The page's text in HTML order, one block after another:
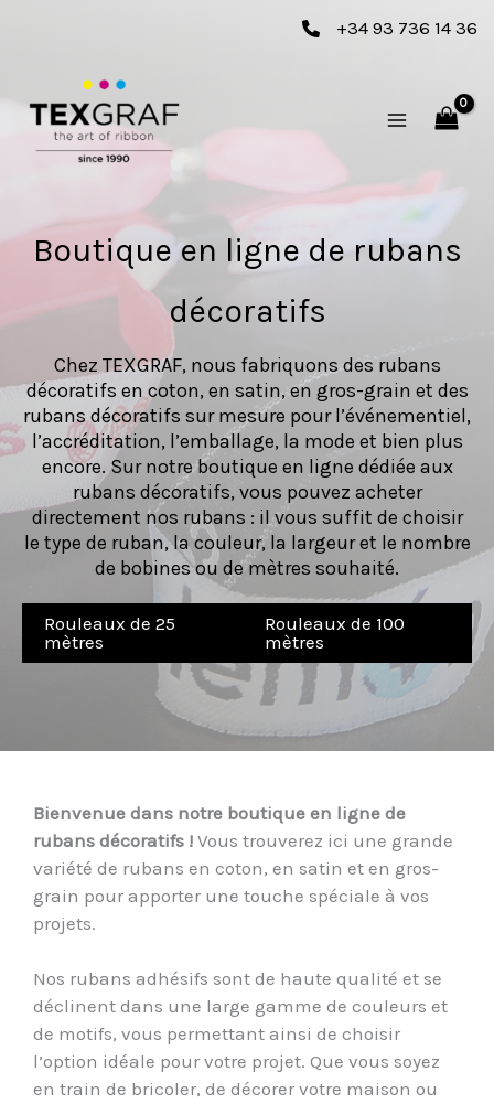
+34 93 736 14 36
Boutique en ligne de rubans
décoratifs
Chez TEXGRAF, nous fabriquons des rubans
décoratifs en coton, en satin, en gros-grain et des
rubans décoratifs sur mesure pour l’événementiel,
l’accréditation, l’emballage, la mode et bien plus
encore. Sur notre boutique en ligne dédiée aux
rubans décoratifs, vous pouvez acheter
directement nos rubans : il vous suffit de choisir
le type de ruban, la couleur, la largeur et le nombre
de bobines ou de mètres souhaité.
Rouleaux de 25
mètres
Rouleaux de 100
mètres
Bienvenue dans notre boutique en ligne de
rubans décoratifs ! Vous trouverez ici une grande
variété de rubans en coton, en satin et en gros-
grain pour apporter une touche spéciale à vos
projets.
Nos rubans adhésifs sont de haute qualité et se
déclinent dans une large gamme de couleurs et
de motifs, vous permettant ainsi de choisir
l’option idéale pour votre projet. Que vous soyez
en train de bricoler, de décorer votre maison ou